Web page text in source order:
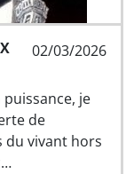
02/03/2026
je
de
du vivant hors